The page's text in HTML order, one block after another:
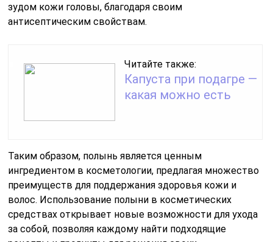
зудом кожи головы, благодаря своим
антисептическим свойствам.
Читайте также:
Капуста при подагре —
какая можно есть
Таким образом, полынь является ценным
ингредиентом в косметологии, предлагая множество
преимуществ для поддержания здоровья кожи и
волос. Использование полыни в косметических
средствах открывает новые возможности для ухода
за собой, позволяя каждому найти подходящие